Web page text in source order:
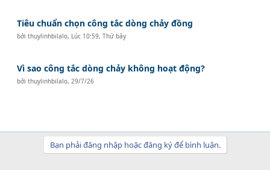
Tiêu chuẩn chọn công tắc dòng chảy đồng
bởithuylinhbilalo, Lúc 10:59, Thứ bảy
Vì sao công tắc dòng chảy không hoạt động?
bởithuylinhbilalo, 29/7/26
Bạn phải đăng nhập hoặc đăng ký để bình luận.